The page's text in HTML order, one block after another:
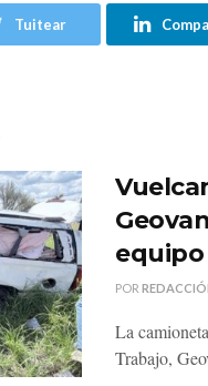
Tuitear
POR
La
Trabajo,